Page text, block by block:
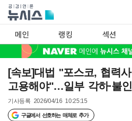
메인 랭킹 섹션
[속보]대법 "포스코, 협력
고용해야"…일부 각하·불
기사등록 2026/04/16 10:25:15
구글에서 선호하는 매체로 추가